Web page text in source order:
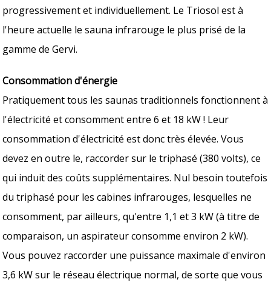
progressivement et individuellement. Le Triosol est à
l'heure actuelle le sauna infrarouge le plus prisé de la
gamme de Gervi.
Consommation d'énergie
Pratiquement tous les saunas traditionnels fonctionnent à
l'électricité et consomment entre 6 et 18 kW ! Leur
consommation d'électricité est donc très élevée. Vous
devez en outre le, raccorder sur le triphasé (380 volts), ce
qui induit des coûts supplémentaires. Nul besoin toutefois
du triphasé pour les cabines infrarouges, lesquelles ne
consomment, par ailleurs, qu'entre 1,1 et 3 kW (à titre de
comparaison, un aspirateur consomme environ 2 kW).
Vous pouvez raccorder une puissance maximale d'environ
3,6 kW sur le réseau électrique normal, de sorte que vous